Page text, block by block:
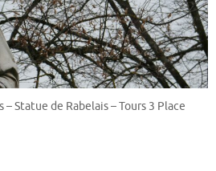
Statue de Rabelais – Tours 3 Place